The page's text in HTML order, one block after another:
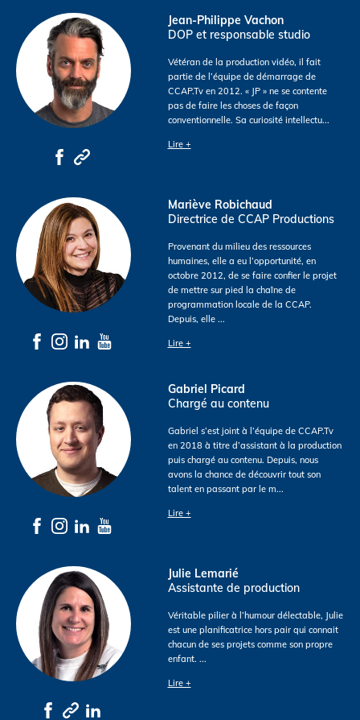
Jean-Philippe Vachon
DOP et responsable studio
Vétéran de la production vidéo, il fait
partie de l’équipe de démarrage de
CCAP.Tv en 2012. « JP » ne se contente
pas de faire les choses de façon
conventionnelle. Sa curiosité intellectu...
Lire +
Mariève Robichaud
Directrice de CCAP Productions
Provenant du milieu des ressources
humaines, elle a eu l’opportunité, en
octobre 2012, de se faire confier le projet
de mettre sur pied la chaîne de
programmation locale de la CCAP.
Depuis, elle ...
Lire +
Gabriel Picard
Chargé au contenu
Gabriel s’est joint à l’équipe de CCAP.Tv
en 2018 à titre d’assistant à la production
puis chargé au contenu. Depuis, nous
avons la chance de découvrir tout son
talent en passant par le m...
Lire +
Julie Lemarié
Assistante de production
Véritable pilier à l’humour délectable, Julie
est une planificatrice hors pair qui connait
chacun de ses projets comme son propre
enfant. ...
Lire +